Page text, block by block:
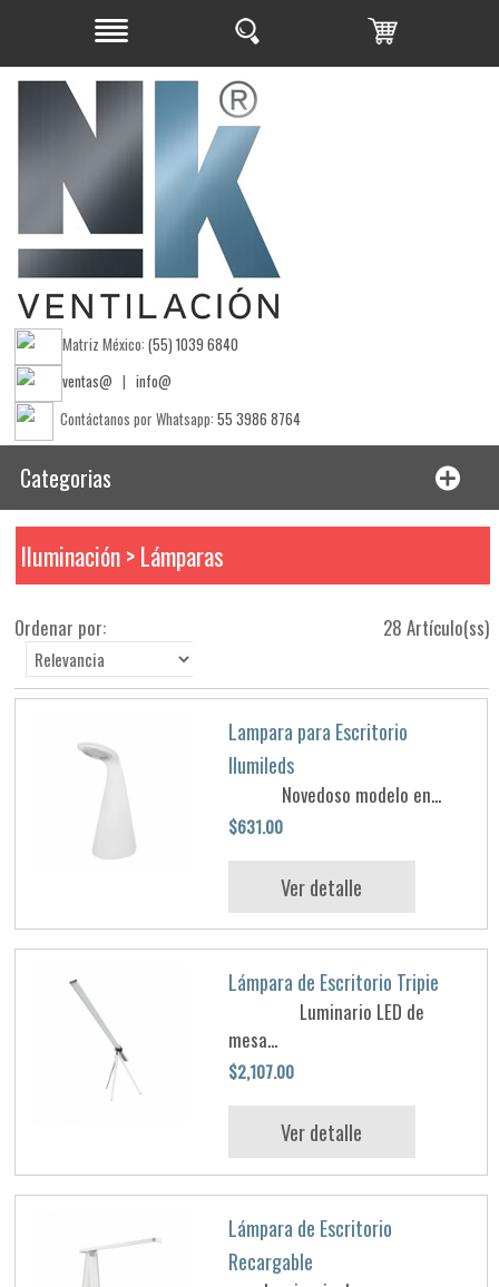
Matriz México:(55) 1039 6840
ventas@ |info@
Contáctanos por Whatsapp:55 3986 8764
Categorias
Iluminación > Lámparas
Ordenar por: 28 Artículo(ss)
Lampara para Escritorio
Ilumileds
Novedoso modelo en...
$631.00
Ver detalle
Lámpara de Escritorio Tripie
Luminario LED de
mesa...
$2,107.00
Ver detalle
Lámpara de Escritorio
Recargable